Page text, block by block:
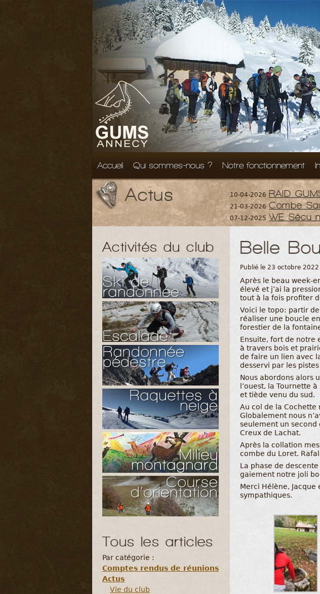
Accueil Qui sommes-nous ? Notre fonctionnement
Actus 10-04-2026 RAID
21-03-2026 Combe
07-12-2025 WE Sécu
Activités du club
Tous les articles
Par catégorie :
Comptes rendus de réunions
Actus
Vie du club
Belle
Publié le 23 octobre
Après le beau week-
élevé et j’ai la
tout à la fois profiter
Voici le topo: partir
réaliser une boucle
forestier de la
Ensuite, fort de notre
à travers bois et
de faire un lien avec
desservi par les
Nous abordons alors
l’ouest, la Tournette
et tiède venu du sud.
Au col de la Cochette
Globalement nous
seulement un second
Creux de Lachat.
Après la collation
combe du Loret.
La phase de
gaiement notre joli
Merci Hélène,
sympathiques.